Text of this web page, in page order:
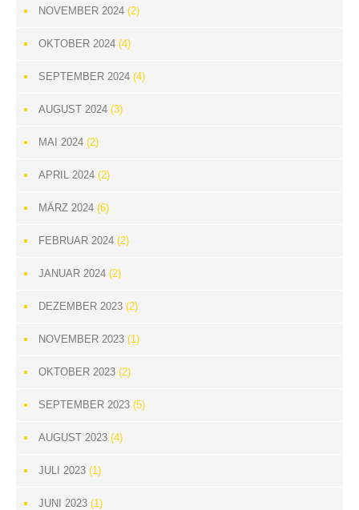
NOVEMBER 2024 (2)
OKTOBER 2024 (4)
SEPTEMBER 2024 (4)
AUGUST 2024 (3)
MAI 2024 (2)
APRIL 2024 (2)
MÄRZ 2024 (6)
FEBRUAR 2024 (2)
JANUAR 2024 (2)
DEZEMBER 2023 (2)
NOVEMBER 2023 (1)
OKTOBER 2023 (2)
SEPTEMBER 2023 (5)
AUGUST 2023 (4)
JULI 2023 (1)
JUNI 2023 (1)